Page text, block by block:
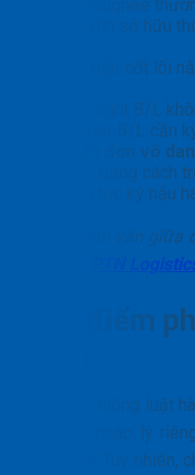
consignee
quyền sở hữu
Sự khác biệt cốt lõi
Straight B/L
Order B/L cần
Vận đơn vô
tức bằng cách
thủ tục ký hậu
Phân vân
từ PTN
Đặc điểm
Trong hệ thống luật
đặc tính pháp lý
hàng hóa. Tuy